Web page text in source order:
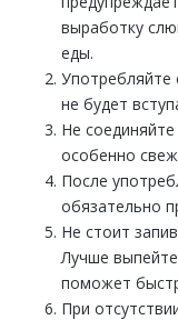
выработку
еды.
Употребляйте
не будет
Не
особенно
После
обязательно
Не стоит
Лучше
поможет
При